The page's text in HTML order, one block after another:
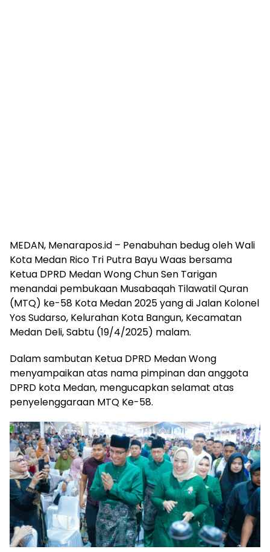
MEDAN, Menarapos.id – Penabuhan bedug oleh Wali
Kota Medan Rico Tri Putra Bayu Waas bersama
Ketua DPRD Medan Wong Chun Sen Tarigan
menandai pembukaan Musabaqah Tilawatil Quran
(MTQ) ke-58 Kota Medan 2025 yang di Jalan Kolonel
Yos Sudarso, Kelurahan Kota Bangun, Kecamatan
Medan Deli, Sabtu (19/4/2025) malam.
Dalam sambutan Ketua DPRD Medan Wong
menyampaikan atas nama pimpinan dan anggota
DPRD kota Medan, mengucapkan selamat atas
penyelenggaraan MTQ Ke-58.